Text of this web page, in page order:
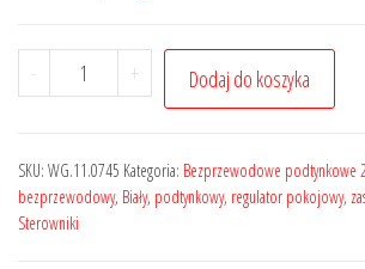
- + Dodaj do koszyka
SKU: WG.11.0745 Kategoria: Bezprzewodowe podtynkowe
bezprzewodowy, Biały, podtynkowy, regulator pokojowy,
Sterowniki